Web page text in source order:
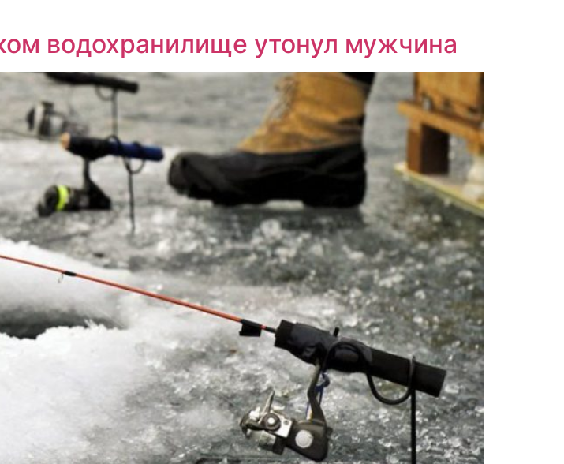
водохранилище утонул мужчина